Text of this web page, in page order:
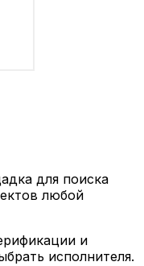
для поиска
любой
и
исполнителя.